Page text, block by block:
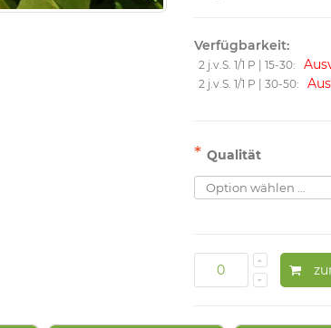
Verfügbarkeit:
2 j.v.S. 1/1 P | 15-30:
2 j.v.S. 1/1 P | 30-50:
* Qualität